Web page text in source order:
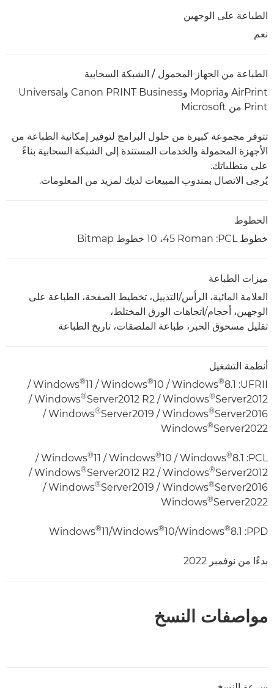
الطباعة على الوجهين
نعم
الطباعة من الجهاز المحمول / الشبكة السحابية
AirPrint وMopria وCanon PRINT Business وUniversal
Print من Microsoft
تتوفر مجموعة كبيرة من حلول البرامج لتوفير إمكانية الطباعة من
الأجهزة المحمولة والخدمات المستندة إلى الشبكة السحابية بناءً
على متطلباتك.
يُرجى الاتصال بمندوب المبيعات لديك لمزيد من المعلومات.
الخطوط
خطوط PCL:‏ ‎45 Roman، ‏10 خطوط Bitmap
ميزات الطباعة
العلامة المائية، الرأس/التذييل، تخطيط الصفحة، الطباعة على
الوجهين، أحجام/اتجاهات الورق المختلط،
تقليل مسحوق الحبر، طباعة الملصقات، تاريخ الطباعة
أنظمة التشغيل
UFRII: ‏Windows
®8.1 / ‏Windows
®10 / ‏Windows
®
11 /
®Server2012 / ‏Windows
®
Server2012 R2 /
®Server2016 / ‏Windows
®
Server2019 /
®Server2022
PCL: ‏Windows
®8.1 / ‏Windows
®10 / ‏Windows
®
11 /
®Server2012 / ‏Windows
®
Server2012 R2 /
®Server2016 / ‏Windows
®
Server2019 /
®Server2022
PPD: ‏Windows
®8.1/‏Windows
®10/‏Windows
®11
بدءًا من نوفمبر 2022
مواصفات النسخ